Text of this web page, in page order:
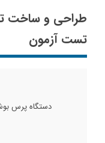
طراحی و ساخت
تست آزمون
دستگاه پرس